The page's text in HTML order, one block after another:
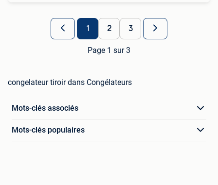
1 2 3
Page 1 sur 3
congelateur tiroir dans Congélateurs
Mots-clés associés
Mots-clés populaires